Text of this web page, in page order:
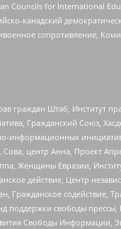
Councils for International
канадский
сопротивление,
граждан Штаб, Институт
Гражданский Союз,
информационных
центр Анна, Проект
Женщины Евразии,
действие, Центр
содействие,
поддержки свободы прессы,
Свободы Информации,